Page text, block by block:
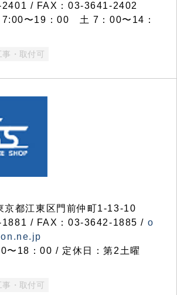
/ FAX：03-3641-2402
7:00〜19：00 土 7：00〜14：
事・取付可
都江東区門前仲町1-13-10
/ FAX：03-3642-1885 / o
〜18：00 / 定休日：第2土曜
事・取付可